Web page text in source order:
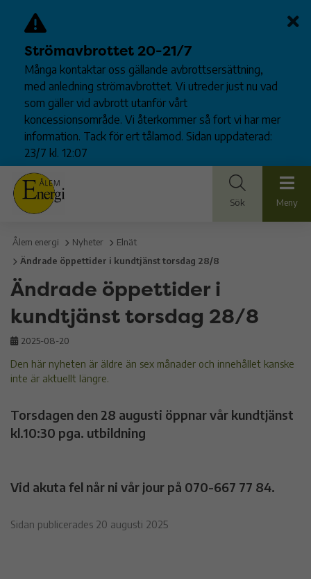
Strömavbrottet 20-21/7
Många kontaktar oss gällande avbrottsersättning,
med anledning strömavbrottet. Vi utreder just nu vad
som gäller vid avbrott utanför vårt
koncessionsområde. Vi återkommer så fort vi har mer
information. Tack för ert tålamod. Sidan uppdaterad:
23/7 kl. 12:07
Sök Meny
Ålem energi Nyheter
Elnät
Ändrade öppettider i kundtjänst torsdag 28/8
Ändrade öppettider i
kundtjänst torsdag 28/8
2025-08-20
Den här nyheten är äldre än sex månader och innehållet kanske
inte är aktuellt längre.
Torsdagen den 28 augusti öppnar vår kundtjänst
kl.10:30 pga. utbildning
Vid akuta fel når ni vår jour på 070-667 77 84.
Sidan publicerades 20 augusti 2025